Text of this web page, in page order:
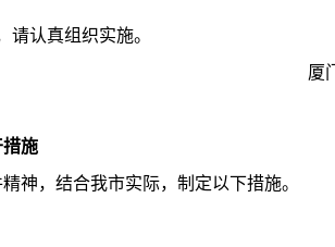
认真组织实施。
厦门
施
，结合我市实际，制定以下措施。